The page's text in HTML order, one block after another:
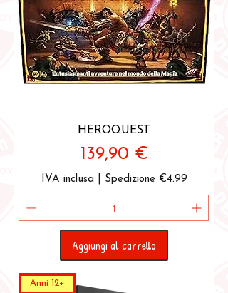
HEROQUEST
Prezzo
139,90 €
IVA inclusa Spedizione €4.99
Aggiungi al carrello
Anni 12+